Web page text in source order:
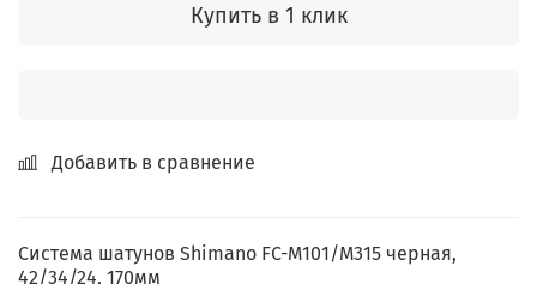
Купить в 1 клик
Добавить в сравнение
Система шатунов Shimano FC-M101/M315 черная,
42/34/24, 170мм